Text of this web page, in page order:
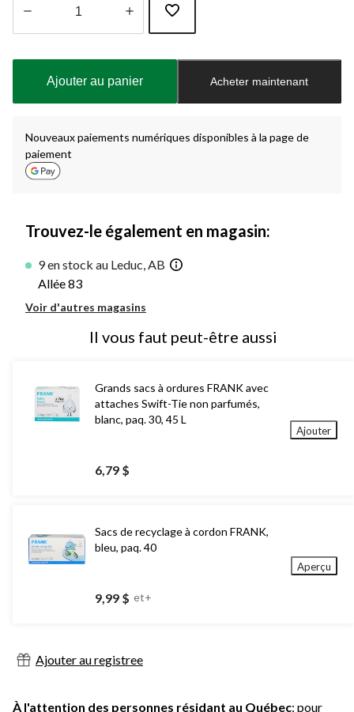
à
Ajouter au panier Acheter maintenant
Nouveaux paiements numériques disponibles à la page de
paiement
Trouvez-le également en magasin:
9 en stock au Leduc, AB
Allée 83
Voir d'autres magasins
Il vous faut peut-être aussi
Grands sacs à ordures FRANK avec
attaches Swift-Tie non parfumés,
blanc, paq. 30, 45 L
6,79 $
Ajouter
Sacs de recyclage à cordon FRANK,
bleu, paq. 40
9,99 $ et+
Aperçu
Ajouter au registree
À l'attention des personnes résidant au Québec: pour